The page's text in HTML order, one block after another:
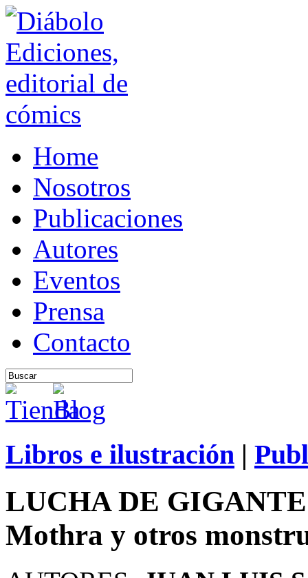
Home
Nosotros
Publicaciones
Autores
Eventos
Prensa
Contacto
Libros e ilustración |
LUCHA DE
Mothra y otros